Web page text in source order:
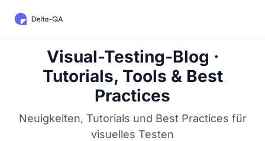
Visual-Testing-Blog ·
Tutorials, Tools & Best
Practices
Neuigkeiten, Tutorials und Best Practices für
visuelles Testen